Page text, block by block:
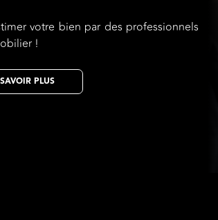
votre bien par des professionnels
!
PLUS